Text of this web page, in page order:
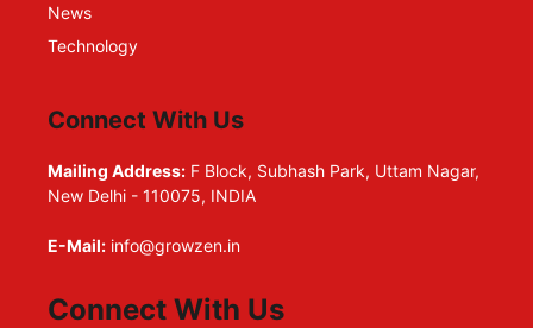
News
Technology
Connect With Us
Mailing Address: F Block, Subhash Park, Uttam Nagar,
New Delhi - 110075, INDIA
E-Mail: info@growzen.in
Connect With Us